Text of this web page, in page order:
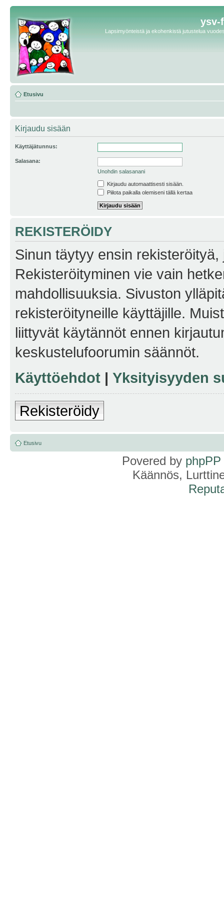
ysv-
Lapsimyönteistä ja ekohenkistä jutustelua
Etusivu
Kirjaudu sisään
Käyttäjätunnus:
Salasana:
Unohdin salasanani
Kirjaudu automaattisesti sisään.
Piilota paikalla olemiseni tällä kertaa
REKISTERÖIDY
Sinun täytyy ensin
Rekisteröityminen vie vain
mahdollisuuksia. Sivuston
rekisteröityneille käyttäjille.
liittyvät käytännöt ennen
keskustelufoorumin säännöt.
Käyttöehdot | Yksityisyyden
Rekisteröidy
Etusivu
Povered by phpPP
Käännös,